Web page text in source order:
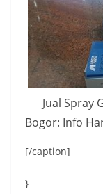
Jual Spray
Bogor: Info
[/caption]
}